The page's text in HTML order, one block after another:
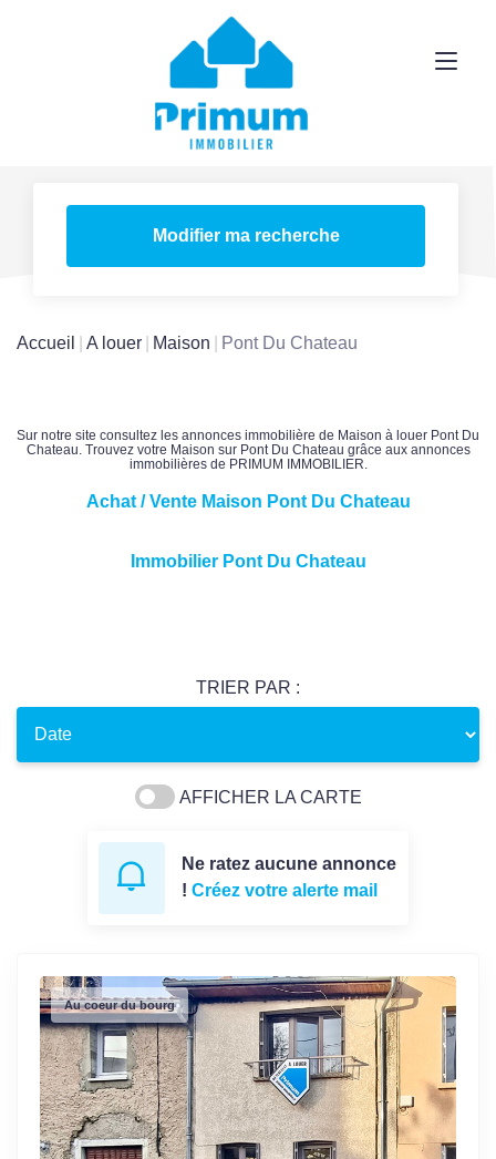
Modifier ma recherche
Accueil A louer Maison Pont Du Chateau
Sur notre site consultez les annonces immobilière de Maison à louer Pont Du
Chateau. Trouvez votre Maison sur Pont Du Chateau grâce aux annonces
immobilières de PRIMUM IMMOBILIER.
Achat / Vente Maison Pont Du Chateau
Immobilier Pont Du Chateau
TRIER PAR :
AFFICHER LA CARTE
Ne ratez aucune annonce
! Créez votre alerte mail
Au coeur du bourg